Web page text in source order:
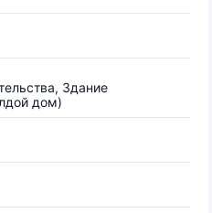
Здание
дом)